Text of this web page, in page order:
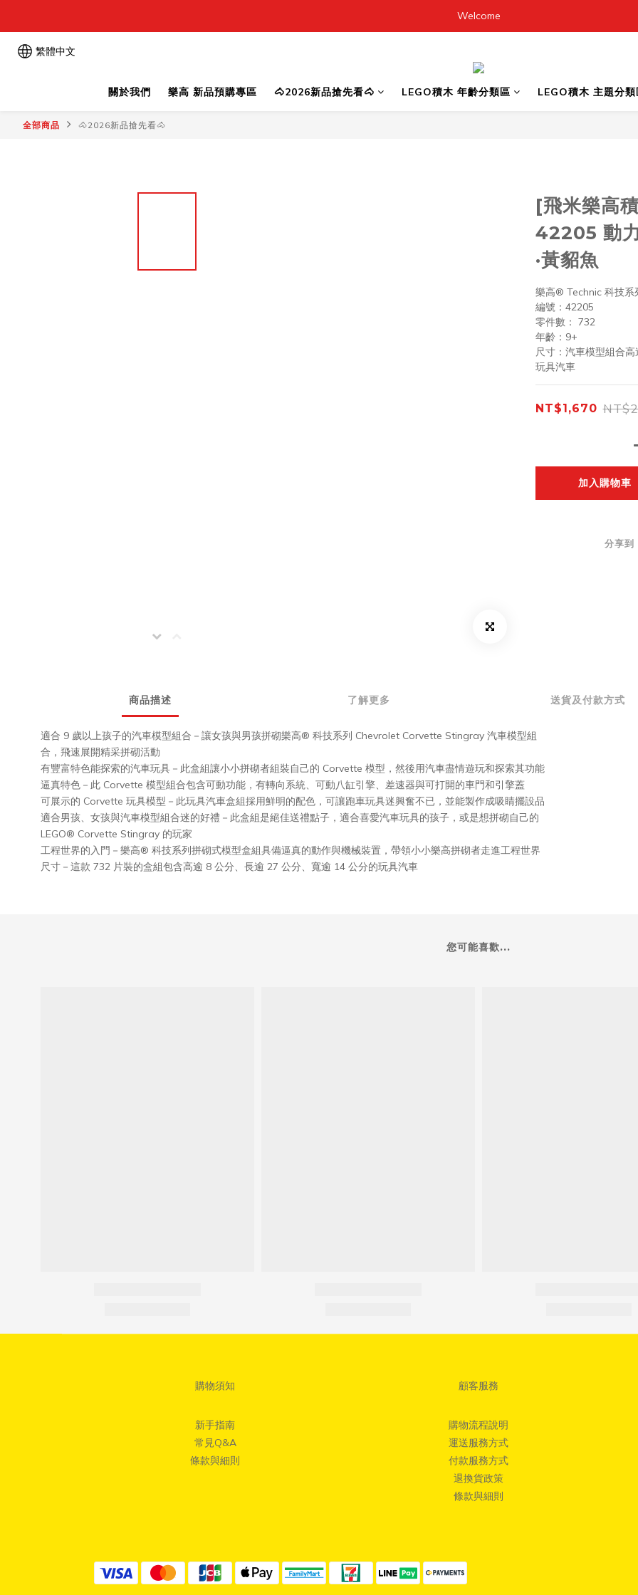
Welcome
繁體中文
關於我們 樂高 新品預購專區 🐴2026新品搶先看🐴 LEGO積木 年齡分類區 LEGO積木 主題分類
全部商品 🐴2026新品搶先看🐴
[飛米樂高
42205 動
·黃貂魚
樂高® Technic 科技系
編號：42205
零件數： 732
年齡：9+
尺寸：汽車模型組合
玩具汽車
NT$1,670
加入購物車
分享到
商品描述 了解更多 送貨及付款方式
適合 9 歲以上孩子的汽車模型組合－讓女孩與男孩拼砌樂高® 科技系列 Chevrolet Corvette Stingray 汽車模型組
合，飛速展開精采拼砌活動
有豐富特色能探索的汽車玩具－此盒組讓小小拼砌者組裝自己的 Corvette 模型，然後用汽車盡情遊玩和探索其功能
逼真特色－此 Corvette 模型組合包含可動功能，有轉向系統、可動八缸引擎、差速器與可打開的車門和引擎蓋
可展示的 Corvette 玩具模型－此玩具汽車盒組採用鮮明的配色，可讓跑車玩具迷興奮不已，並能製作成吸睛擺設品
適合男孩、女孩與汽車模型組合迷的好禮－此盒組是絕佳送禮點子，適合喜愛汽車玩具的孩子，或是想拼砌自己的
LEGO® Corvette Stingray 的玩家
工程世界的入門－樂高® 科技系列拼砌式模型盒組具備逼真的動作與機械裝置，帶領小小樂高拼砌者走進工程世界
尺寸－這款 732 片裝的盒組包含高逾 8 公分、長逾 27 公分、寬逾 14 公分的玩具汽車
您可能喜歡...
購物須知
新手指南
常見Q&A
條款與細則
顧客服務
購物流程說明
運送服務方式
付款服務方式
退換貨政策
條款與細則